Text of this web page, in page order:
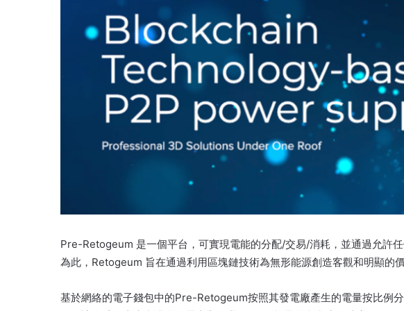
Pre-Retogeum 是一個平台，可實現電能的分配/交易/消耗，並通過允許任
為此，Retogeum 旨在通過利用區塊鏈技術為無形能源創造客觀和明顯的價
基於網絡的電子錢包中的Pre-Retogeum按照其發電廠產生的電量按比例